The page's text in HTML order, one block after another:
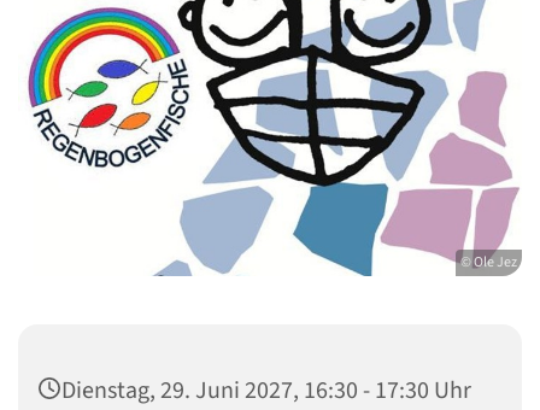
© Ole Jez
Dienstag, 29. Juni 2027, 16:30 - 17:30 Uhr